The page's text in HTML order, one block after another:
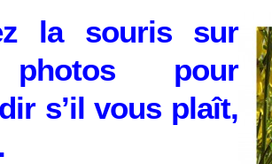
la souris sur
pour
s’il vous plaît,